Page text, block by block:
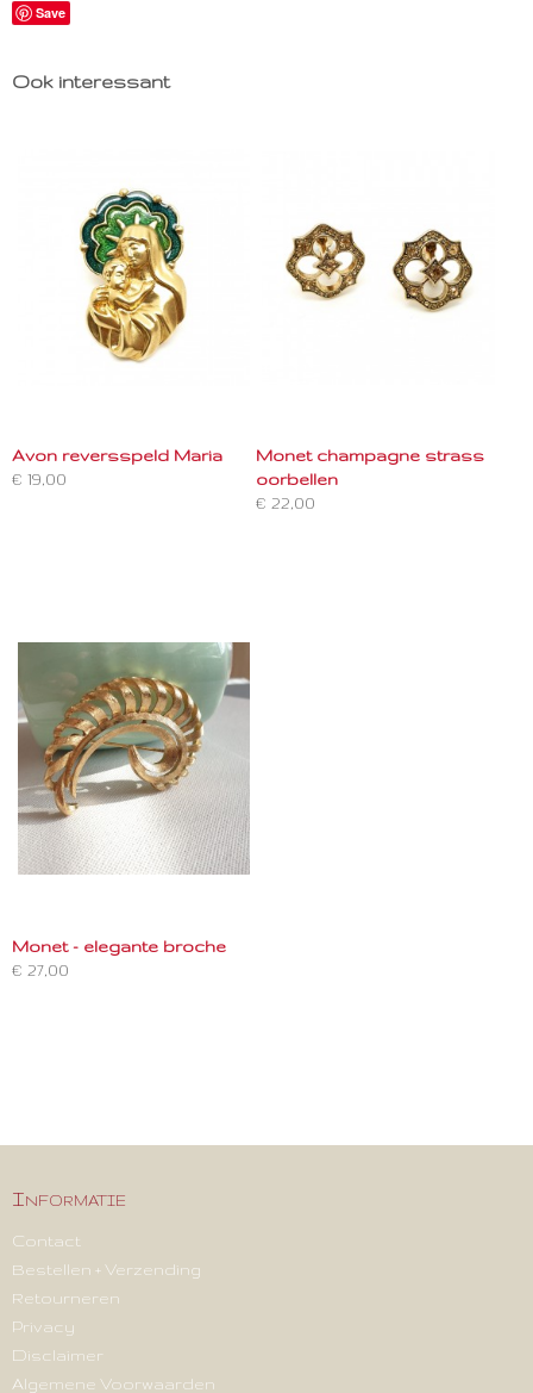
Save
Ook interessant
Avon reversspeld Maria
€ 19,00
Monet champagne strass
oorbellen
€ 22,00
Monet - elegante broche
€ 27,00
Informatie
Contact
Bestellen + Verzending
Retourneren
Privacy
Disclaimer
Algemene Voorwaarden